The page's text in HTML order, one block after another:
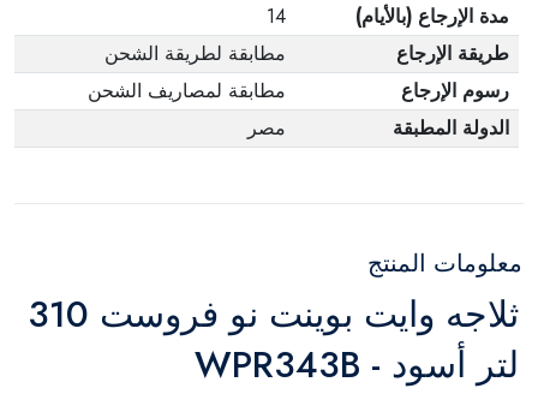
مدة الإرجاع (بالأيام)
14
طريقة الإرجاع
مطابقة لطريقة الشحن
رسوم الإرجاع
مطابقة لمصاريف الشحن
الدولة المطبقة
مصر
معلومات المنتج
ثلاجه وايت بوينت نو فروست 310
لتر أسود - WPR343B